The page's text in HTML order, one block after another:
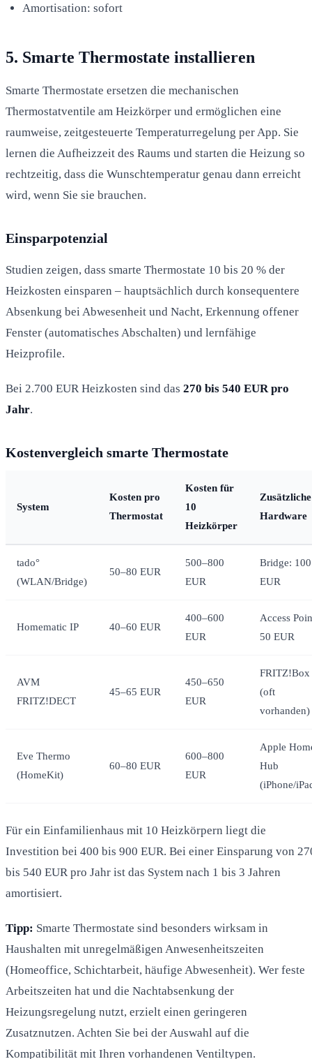
Amortisation: sofort
5. Smarte Thermostate installieren
Smarte Thermostate ersetzen die mechanischen
Thermostatventile am Heizkörper und ermöglichen eine
raumweise, zeitgesteuerte Temperaturregelung per App. Sie
lernen die Aufheizzeit des Raums und starten die Heizung so
rechtzeitig, dass die Wunschtemperatur genau dann erreicht
wird, wenn Sie sie brauchen.
Einsparpotenzial
Studien zeigen, dass smarte Thermostate 10 bis 20 % der
Heizkosten einsparen – hauptsächlich durch konsequentere
Absenkung bei Abwesenheit und Nacht, Erkennung offener
Fenster (automatisches Abschalten) und lernfähige
Heizprofile.
Bei 2.700 EUR Heizkosten sind das 270 bis 540 EUR pro
Jahr.
Kostenvergleich smarte Thermostate
System
Kosten pro
Thermostat
Kosten für
10
Heizkörper
Zusätzliche
Hardware
tado°
(WLAN/Bridge)
50–80 EUR
500–800
EUR
Bridge: 100
EUR
Homematic IP 40–60 EUR
400–600
EUR
Access
50 EUR
AVM
FRITZ!DECT
45–65 EUR
450–650
EUR
FRITZ!Box
(oft
vorhanden)
Eve Thermo
(HomeKit)
60–80 EUR
600–800
EUR
Apple
Hub
(iPhone/
Für ein Einfamilienhaus mit 10 Heizkörpern liegt die
Investition bei 400 bis 900 EUR. Bei einer Einsparung von
bis 540 EUR pro Jahr ist das System nach 1 bis 3 Jahren
amortisiert.
Tipp: Smarte Thermostate sind besonders wirksam in
Haushalten mit unregelmäßigen Anwesenheitszeiten
(Homeoffice, Schichtarbeit, häufige Abwesenheit). Wer feste
Arbeitszeiten hat und die Nachtabsenkung der
Heizungsregelung nutzt, erzielt einen geringeren
Zusatznutzen. Achten Sie bei der Auswahl auf die
Kompatibilität mit Ihren vorhandenen Ventiltypen.